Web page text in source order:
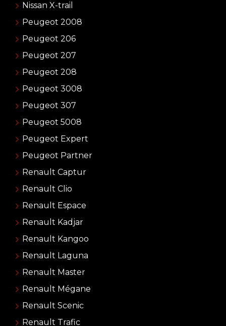
Nissan X-trail
Peugeot 2008
Peugeot 206
Peugeot 207
Peugeot 208
Peugeot 3008
Peugeot 307
Peugeot 5008
Peugeot Expert
Peugeot Partner
Renault Captur
Renault Clio
Renault Espace
Renault Kadjar
Renault Kangoo
Renault Laguna
Renault Master
Renault Mégane
Renault Scenic
Renault Trafic